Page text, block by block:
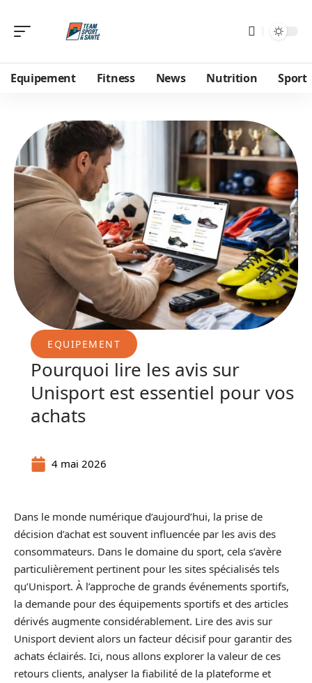
Equipement Fitness News Nutrition Sport
EQUIPEMENT
Pourquoi lire les avis sur
Unisport est essentiel pour vos
achats
4 mai 2026
Dans le monde numérique d’aujourd’hui, la prise de
décision d’achat est souvent influencée par les avis des
consommateurs. Dans le domaine du sport, cela s’avère
particulièrement pertinent pour les sites spécialisés tels
qu’Unisport. À l’approche de grands événements sportifs,
la demande pour des équipements sportifs et des articles
dérivés augmente considérablement. Lire des avis sur
Unisport devient alors un facteur décisif pour garantir des
achats éclairés. Ici, nous allons explorer la valeur de ces
retours clients, analyser la fiabilité de la plateforme et